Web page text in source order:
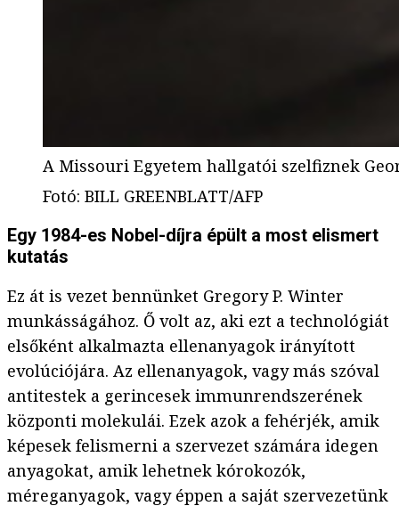
A Missouri Egyetem hallgatói szelfiznek
Fotó: BILL GREENBLATT/AFP
Egy 1984-es Nobel-díjra épült a most elismert
kutatás
Ez át is vezet bennünket Gregory P. Winter
munkásságához. Ő volt az, aki ezt a technológiát
elsőként alkalmazta ellenanyagok irányított
evolúciójára. Az ellenanyagok, vagy más szóval
antitestek a gerincesek immunrendszerének
központi molekulái. Ezek azok a fehérjék, amik
képesek felismerni a szervezet számára idegen
anyagokat, amik lehetnek kórokozók,
méreganyagok, vagy éppen a saját szervezetünk